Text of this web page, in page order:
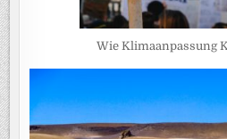
Wie Klimaanpassung